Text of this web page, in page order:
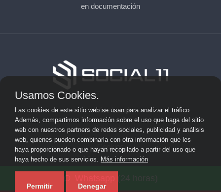
en documentación
Aviso Legal
Privacidad
Cookies
posicionamiento web y SEO ·
Usamos Cookies.
Las cookies de este sitio web se usan para analizar el tráfico.
Además, compartimos información sobre el uso que haga del sitio
web con nuestros partners de redes sociales, publicidad y análisis
web, quienes pueden combinarla con otra información que les
haya proporcionado o que hayan recopilado a partir del uso que
haya hecho de sus servicios. Más información
Permitir Denegar